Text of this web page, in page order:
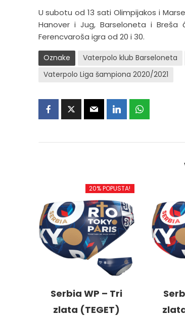
U subotu od 13 sati Olimpijakos i
Hanover i Jug, Barseloneta i
Ferencvaroša igra od 20 i 30.
Oznake Vaterpolo klub Barseloneta
Vaterpolo Liga šampiona 2020/2021
20% POPUSTA!
Serbia WP – Tri
zlata (TEGET)